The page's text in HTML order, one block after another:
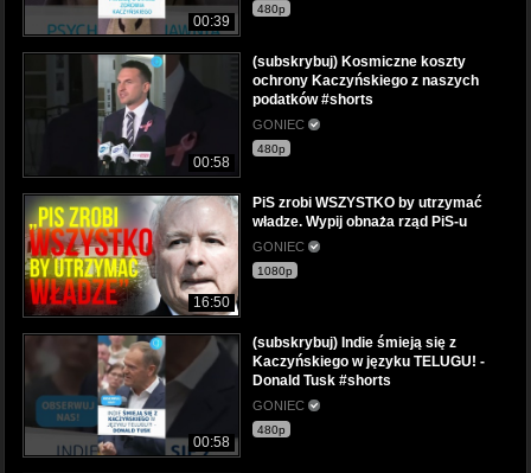
00:39
480p
00:58
(subskrybuj) Kosmiczne koszty
ochrony Kaczyńskiego z naszych
podatków #shorts
GONIEC
480p
16:50
PiS zrobi WSZYSTKO by utrzymać
władze. Wypij obnaża rząd PiS-u
GONIEC
1080p
00:58
(subskrybuj) Indie śmieją się z
Kaczyńskiego w języku TELUGU! -
Donald Tusk #shorts
GONIEC
480p